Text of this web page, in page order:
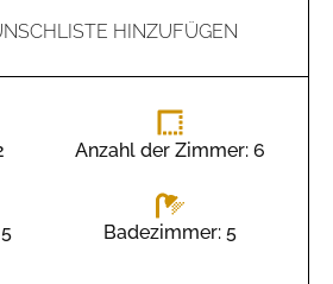
HINZUFÜGEN
Anzahl der Zimmer: 6
Badezimmer: 5